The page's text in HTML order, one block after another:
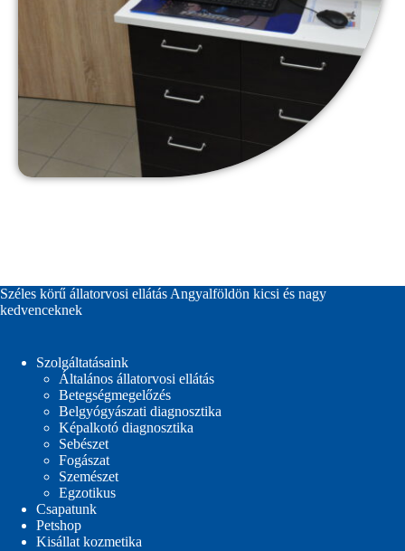
Széles körű állatorvosi ellátás Angyalföldön kicsi és nagy
kedvenceknek
Szolgáltatásaink
Általános állatorvosi ellátás
Betegségmegelőzés
Belgyógyászati diagnosztika
Képalkotó diagnosztika
Sebészet
Fogászat
Szemészet
Egzotikus
Csapatunk
Petshop
Kisállat kozmetika